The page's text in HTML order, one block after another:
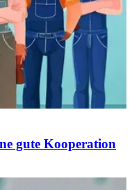
gute Kooperation